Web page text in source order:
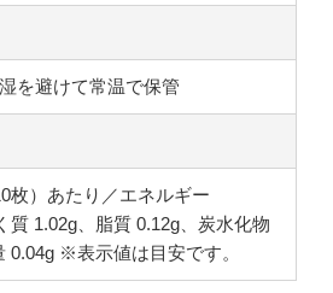
を避けて常温で保管
枚）あたり／エネルギー
質 1.02g、脂質 0.12g、炭水化物
0.04g ※表示値は目安です。